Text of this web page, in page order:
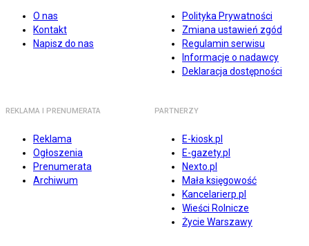
O nas
Kontakt
Napisz do nas
Polityka Prywatności
Zmiana ustawień zgód
Regulamin serwisu
Informacje o nadawcy
Deklaracja dostępności
REKLAMA I PRENUMERATA
Reklama
Ogłoszenia
Prenumerata
Archiwum
PARTNERZY
E-kiosk.pl
E-gazety.pl
Nexto.pl
Mała księgowość
Kancelarierp.pl
Wieści Rolnicze
Życie Warszawy